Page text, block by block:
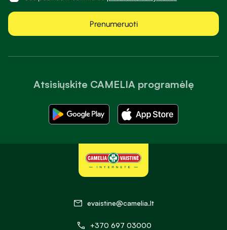
Atsisiųskite CAMELIA programėlę
Prenumeruoti
evaistine@camelia.lt
+370 697 03000